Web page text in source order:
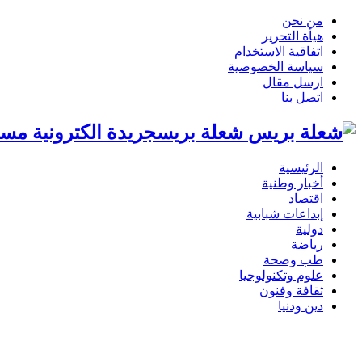
من نحن
هيأة التحرير
اتفاقية الاستخدام
سياسة الخصوصية
ارسل مقال
اتصل بنا
شعلة بريسجريدة الكترونية
الرئيسية
أخبار وطنية
اقتصاد
إبداعات شبابية
دولية
رياضة
طب وصحة
علوم وتكنولوجيا
ثقافة وفنون
دين ودنيا